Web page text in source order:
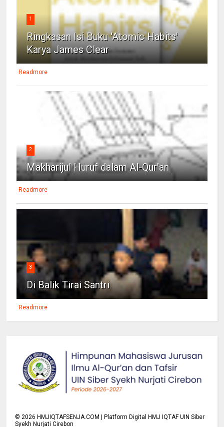
1
Ringkasan Isi Buku 'Atomic Habits'
Karya James Clear
Readmore
2
Makharijul Huruf dalam Al-Qur'an
Readmore
3
Di Balik Tirai Santri
Readmore
©2026 HMJIQTAFSENJA.COM | Platform Digital HMJ IQTAF UIN Siber
Syekh Nurjati Cirebon